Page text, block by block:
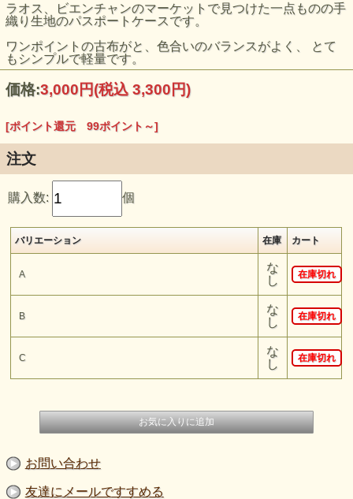
ラオス、ビエンチャンのマーケットで見つけた一点ものの手
織り生地のパスポートケースです。
ワンポイントの古布がと、色合いのバランスがよく、 とて
もシンプルで軽量です。
価格:3,000円(税込 3,300円)
[ポイント還元 99ポイント～]
注文
購入数: 個
バリエーション 在庫 カート
A
な
し
在庫切れ
B
な
し
在庫切れ
C
な
し
在庫切れ
お問い合わせ
友達にメールですすめる